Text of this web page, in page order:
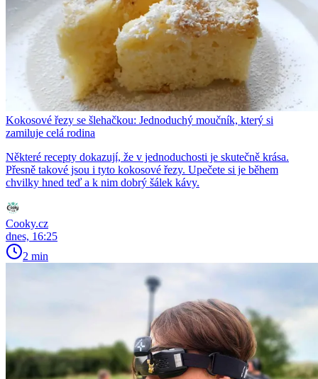
Kokosové řezy se šlehačkou: Jednoduchý moučník, který si
zamiluje celá rodina
Některé recepty dokazují, že v jednoduchosti je skutečně krása.
Přesně takové jsou i tyto kokosové řezy. Upečete si je během
chvilky hned teď a k nim dobrý šálek kávy.
Cooky.cz
dnes, 16:25
2 min